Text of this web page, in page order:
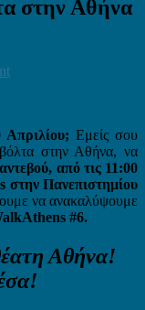
στην Αθήνα
Εμείς σου
στην Αθήνα, να
από τις 11:00
στην Πανεπιστημίου
να ανακαλύψουμε
#6.
Αθήνα!